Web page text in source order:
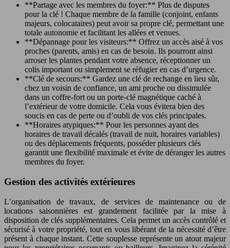
**Partage avec les membres du foyer:** Plus de disputes
pour la clé ! Chaque membre de la famille (conjoint, enfants
majeurs, colocataires) peut avoir sa propre clé, permettant une
totale autonomie et facilitant les allées et venues.
**Dépannage pour les visiteurs:** Offrez un accès aisé à vos
proches (parents, amis) en cas de besoin. Ils pourront ainsi
arroser les plantes pendant votre absence, réceptionner un
colis important ou simplement se réfugier en cas d’urgence.
**Clé de secours:** Gardez une clé de rechange en lieu sûr,
chez un voisin de confiance, un ami proche ou dissimulée
dans un coffre-fort ou un porte-clé magnétique caché à
l’extérieur de votre domicile. Cela vous évitera bien des
soucis en cas de perte ou d’oubli de vos clés principales.
**Horaires atypiques:** Pour les personnes ayant des
horaires de travail décalés (travail de nuit, horaires variables)
ou des déplacements fréquents, posséder plusieurs clés
garantit une flexibilité maximale et évite de déranger les autres
membres du foyer.
Gestion des activités extérieures
L’organisation de travaux, de services de maintenance ou de
locations saisonnières est grandement facilitée par la mise à
disposition de clés supplémentaires. Cela permet un accès contrôlé et
sécurisé à votre propriété, tout en vous libérant de la nécessité d’être
présent à chaque instant. Cette souplesse représente un atout majeur